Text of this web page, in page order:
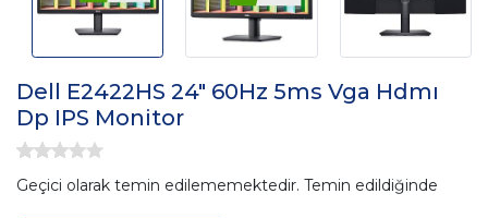
Dell E2422HS 24" 60Hz 5ms Vga Hdmı
Dp IPS Monitor
Geçici olarak temin edilememektedir. Temin edildiğinde